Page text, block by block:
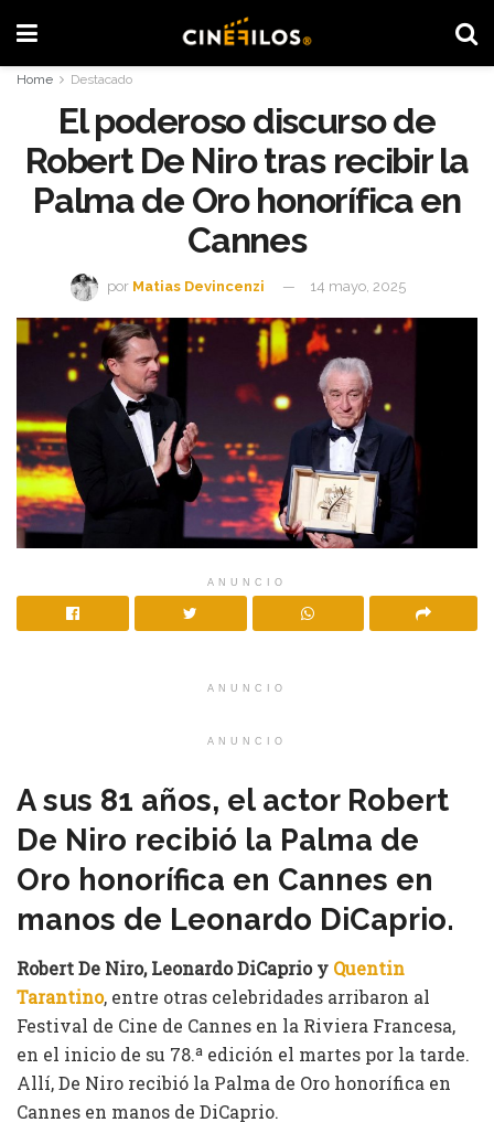
Home Destacado
El poderoso discurso de
Robert De Niro tras recibir la
Palma de Oro honorífica en
Cannes
por Matias Devincenzi 14 mayo, 2025
ANUNCIO
ANUNCIO
ANUNCIO
A sus 81 años, el actor Robert
De Niro recibió la Palma de
Oro honorífica en Cannes en
manos de Leonardo DiCaprio.
Robert De Niro, Leonardo DiCaprio y Quentin
Tarantino, entre otras celebridades arribaron al
Festival de Cine de Cannes en la Riviera Francesa,
en el inicio de su 78.ª edición el martes por la tarde.
Allí, De Niro recibió la Palma de Oro honorífica en
Cannes en manos de DiCaprio.